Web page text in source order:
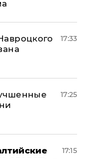
17:33
17:25
17:15